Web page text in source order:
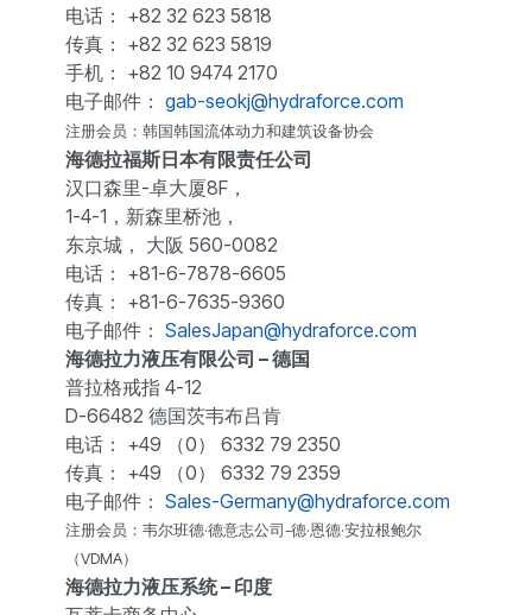
电话： +82 32 623 5818
传真： +82 32 623 5819
手机： +82 10 9474 2170
电子邮件： gab-seokj@hydraforce.com
注册会员：韩国韩国流体动力和建筑设备协会
海德拉福斯日本有限责任公司
汉口森里-卓大厦8F，
1-4-1，新森里桥池，
东京城， 大阪 560-0082
电话： +81-6-7878-6605
传真： +81-6-7635-9360
电子邮件： SalesJapan@hydraforce.com
海德拉力液压有限公司 – 德国
普拉格戒指 4-12
D-66482 德国茨韦布吕肯
电话： +49 （0） 6332 79 2350
传真： +49 （0） 6332 79 2359
电子邮件： Sales-Germany@hydraforce.com
注册会员：韦尔班德·德意志公司-德·恩德·安拉根鲍尔
（VDMA）
海德拉力液压系统 – 印度